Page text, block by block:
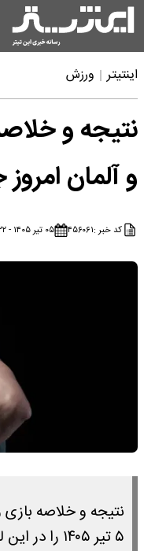
اینتیتر ورزش
نتیجه و
و آلمان امروز جمعه ۵
کد خبر :۴۵۶۰۶۱ ۰۵ تیر ۱۴۰۵ - ۲۱:۳۲
نتیجه و خلاصه بازی
۵ تیر ۱۴۰۵ را در این لینک مشاهده می کنید.